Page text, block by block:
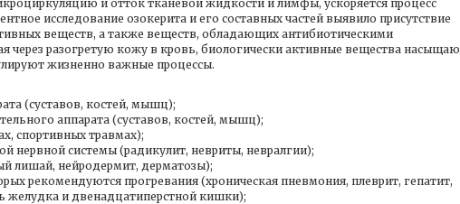
и отток тканевой жидкости и лимфы, ускоряется процесс
исследование озокерита и его составных частей выявило присутствие
веществ, а также веществ, обладающих антибиотическими
разогретую кожу в кровь, биологически активные вещества
жизненно важные процессы.
(суставов, костей, мышц);
аппарата (суставов, костей, мышц);
спортивных травмах);
нервной системы (радикулит, невриты, невралгии);
лишай, нейродермит, дерматозы);
рекомендуются прогревания (хроническая пневмония, плеврит, гепатит,
желудка и двенадцатиперстной кишки);